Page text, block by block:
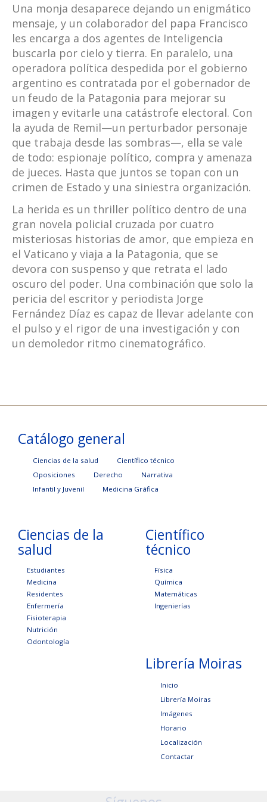
Una monja desaparece dejando un enigmático
mensaje, y un colaborador del papa Francisco
les encarga a dos agentes de Inteligencia
buscarla por cielo y tierra. En paralelo, una
operadora política despedida por el gobierno
argentino es contratada por el gobernador de
un feudo de la Patagonia para mejorar su
imagen y evitarle una catástrofe electoral. Con
la ayuda de Remil—un perturbador personaje
que trabaja desde las sombras—, ella se vale
de todo: espionaje político, compra y amenaza
de jueces. Hasta que juntos se topan con un
crimen de Estado y una siniestra organización.
La herida es un thriller político dentro de una
gran novela policial cruzada por cuatro
misteriosas historias de amor, que empieza en
el Vaticano y viaja a la Patagonia, que se
devora con suspenso y que retrata el lado
oscuro del poder. Una combinación que solo la
pericia del escritor y periodista Jorge
Fernández Díaz es capaz de llevar adelante con
el pulso y el rigor de una investigación y con
un demoledor ritmo cinematográfico.
Catálogo general
Ciencias de la salud
Científico técnico
Oposiciones
Derecho
Narrativa
Infantil y Juvenil
Medicina Gráfica
Ciencias de la
salud
Estudiantes
Medicina
Residentes
Enfermería
Fisioterapia
Nutrición
Odontología
Científico
técnico
Física
Química
Matemáticas
Ingenierías
Librería Moiras
Inicio
Librería Moiras
Imágenes
Horario
Localización
Contactar